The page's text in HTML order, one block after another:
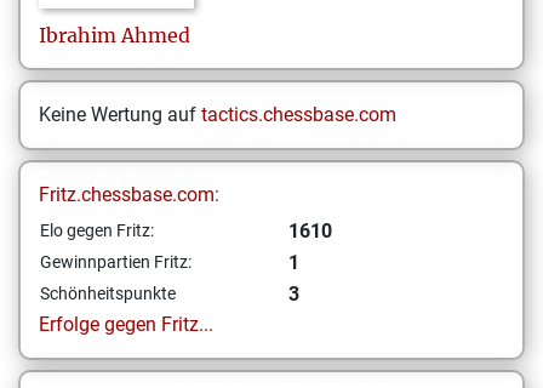
Ibrahim Ahmed
Keine Wertung auf tactics.chessbase.com
Fritz.chessbase.com:
Elo gegen Fritz: 1610
Gewinnpartien Fritz: 1
Schönheitspunkte
3
Erfolge gegen Fritz...